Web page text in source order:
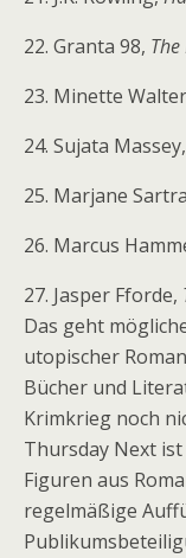
22. Granta 98,
23. Minette
24. Sujata Massey,
25. Marjane
26. Marcus
27. Jasper Fforde,
Das geht
utopischer
Bücher und
Krimkrieg noch
Thursday Next
Figuren aus
regelmäßige